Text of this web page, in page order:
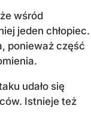
wśród
jeden chłopiec.
ponieważ część
udało się
Istnieje też